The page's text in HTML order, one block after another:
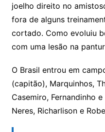
joelho direito no
fora de alguns
cortado. Como evoluiu
com uma lesão na
O Brasil entrou em
(capitão), Marquinhos,
Casemiro, Fernandinho
Neres, Richarlison e